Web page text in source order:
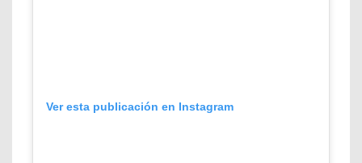
Ver esta publicación en Instagram